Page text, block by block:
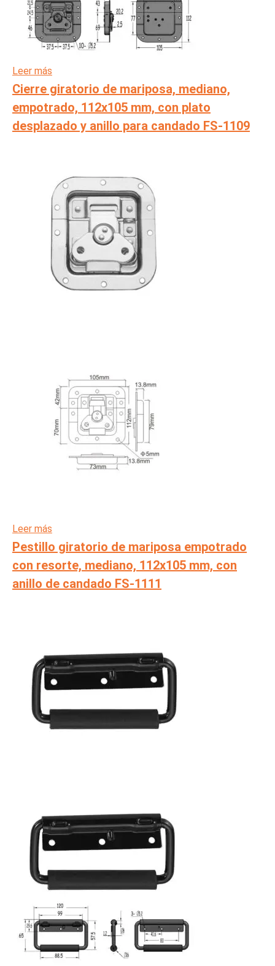
Leer más
Cierre giratorio de mariposa, mediano,
empotrado, 112x105 mm, con plato
desplazado y anillo para candado FS-1109
Leer más
Pestillo giratorio de mariposa empotrado
con resorte, mediano, 112x105 mm, con
anillo de candado FS-1111